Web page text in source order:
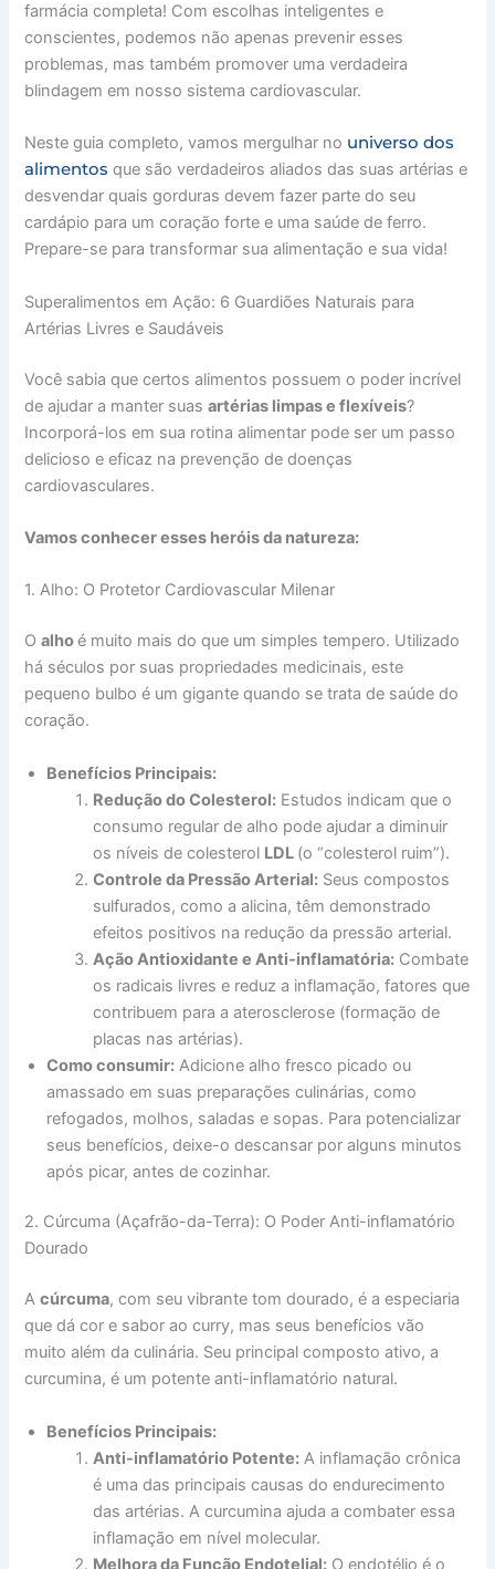
farmácia completa! Com escolhas inteligentes e
conscientes, podemos não apenas prevenir esses
problemas, mas também promover uma verdadeira
blindagem em nosso sistema cardiovascular.
Neste guia completo, vamos mergulhar no universo dos
alimentos que são verdadeiros aliados das suas artérias e
desvendar quais gorduras devem fazer parte do seu
cardápio para um coração forte e uma saúde de ferro.
Prepare-se para transformar sua alimentação e sua vida!
Superalimentos em Ação: 6 Guardiões Naturais para
Artérias Livres e Saudáveis
Você sabia que certos alimentos possuem o poder incrível
de ajudar a manter suasartérias limpas e flexíveis?
Incorporá-los em sua rotina alimentar pode ser um passo
delicioso e eficaz na prevenção de doenças
cardiovasculares.
Vamos conhecer esses heróis da natureza:
1. Alho: O Protetor Cardiovascular Milenar
Oalhoé muito mais do que um simples tempero. Utilizado
há séculos por suas propriedades medicinais, este
pequeno bulbo é um gigante quando se trata de saúde do
coração.
Benefícios Principais:
Redução do Colesterol: Estudos indicam que o
consumo regular de alho pode ajudar a diminuir
os níveis de colesterol LDL (o “colesterol ruim”).
Controle da Pressão Arterial: Seus compostos
sulfurados, como a alicina, têm demonstrado
efeitos positivos na redução da pressão arterial.
Ação Antioxidante e Anti-inflamatória: Combate
os radicais livres e reduz a inflamação, fatores que
contribuem para a aterosclerose (formação de
placas nas artérias).
Como consumir: Adicione alho fresco picado ou
amassado em suas preparações culinárias, como
refogados, molhos, saladas e sopas. Para potencializar
seus benefícios, deixe-o descansar por alguns minutos
após picar, antes de cozinhar.
2. Cúrcuma (Açafrão-da-Terra): O Poder Anti-inflamatório
Dourado
Acúrcuma, com seu vibrante tom dourado, é a especiaria
que dá cor e sabor ao curry, mas seus benefícios vão
muito além da culinária. Seu principal composto ativo, a
curcumina, é um potente anti-inflamatório natural.
Benefícios Principais:
Anti-inflamatório Potente: A inflamação crônica
é uma das principais causas do endurecimento
das artérias. A curcumina ajuda a combater essa
inflamação em nível molecular.
Melhora da Função Endotelial: O endotélio é o